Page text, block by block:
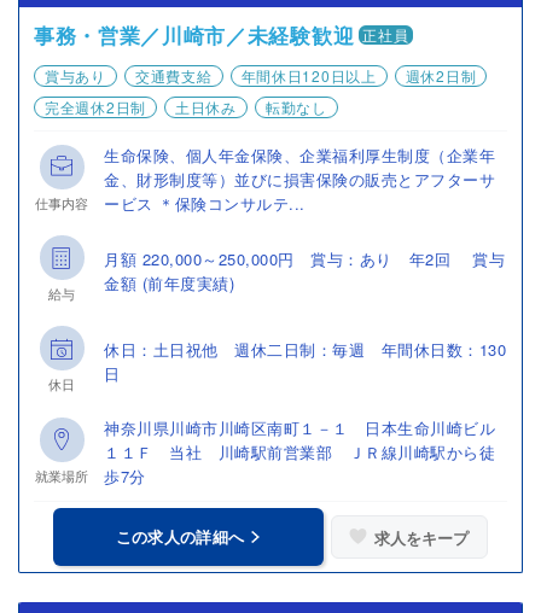
事務・営業／川崎市／未経験歓迎 正社員
賞与あり
交通費支給 年間休日120日以上
週休2日制
完全週休2日制
土日休み 転勤なし
仕事内容
生命保険、個人年金保険、企業福利厚生制度（企業年
金、財形制度等）並びに損害保険の販売とアフターサ
ービス ＊保険コンサルテ...
給与
月額 220,000～250,000円 賞与：あり 年2回 賞与
金額 (前年度実績)
休日
休日：土日祝他 週休二日制：毎週 年間休日数：130
日
就業場所
神奈川県川崎市川崎区南町１－１ 日本生命川崎ビル
１１Ｆ 当社 川崎駅前営業部 ＪＲ線川崎駅から徒
歩7分
この求人の詳細へ 求人をキープ